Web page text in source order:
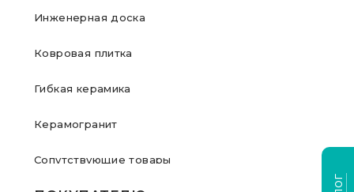
Инженерная доска
Ковровая плитка
Гибкая керамика
Керамогранит
Сопутствующие товары